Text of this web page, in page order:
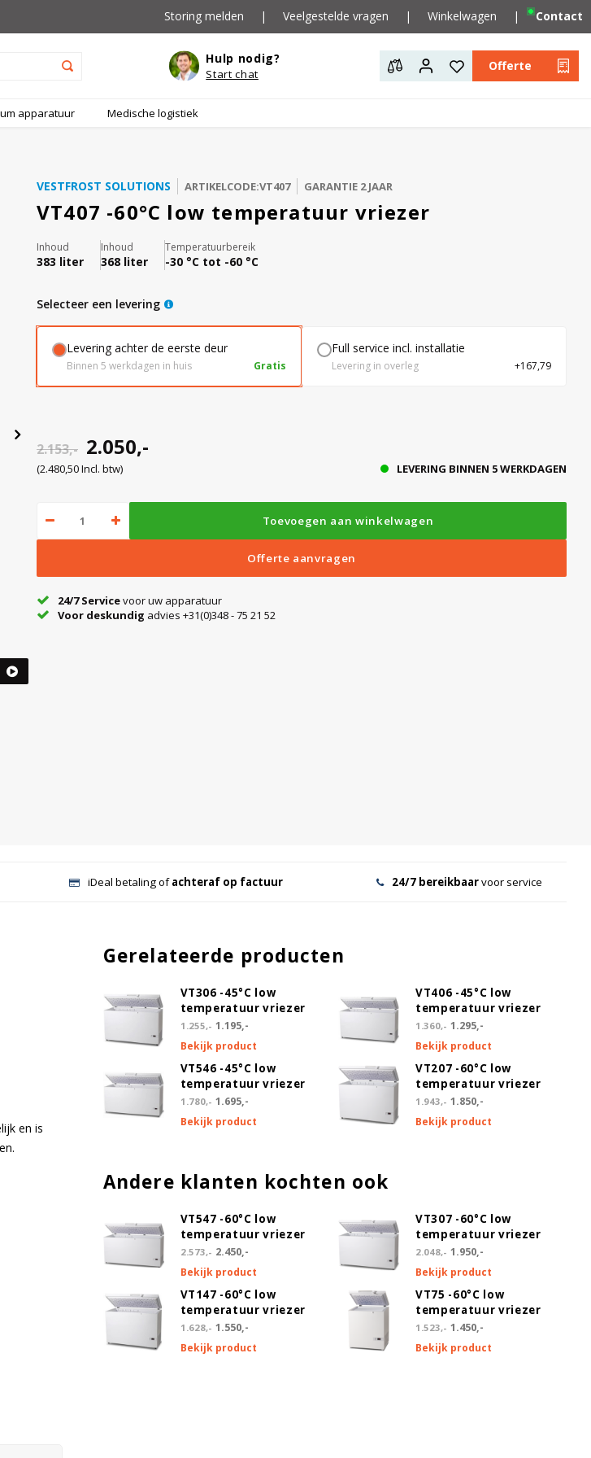
Storing melden | Veelgestelde vragen | Winkelwagen | Contact
Hulp nodig?
Start chat
Offerte
apparatuur Medische logistiek
VESTFROST SOLUTIONS ARTIKELCODE:VT407 GARANTIE 2 JAAR
VT407 -60°C low temperatuur vriezer
Inhoud
383 liter
Inhoud
368 liter
Temperatuurbereik
-30 °C tot -60 °C
Selecteer een levering
Levering achter de eerste deur
Binnen 5 werkdagen in huis Gratis
Full service incl. installatie
Levering in overleg +167,79
2.153,- 2.050,-
(2.480,50 Incl. btw) LEVERING BINNEN 5 WERKDAGEN
Toevoegen aan winkelwagen
Offerte aanvragen
24/7 Servicevoor uw apparatuur
Voor deskundig advies +31(0)348 - 75 21 52
iDeal betaling ofachteraf op factuur 24/7 bereikbaarvoor service
en is
Gerelateerde producten
VT306 -45°C low
temperatuur vriezer
1.255,- 1.195,-
Bekijk product
VT406 -45°C low
temperatuur vriezer
1.360,- 1.295,-
Bekijk product
VT546 -45°C low
temperatuur vriezer
1.780,- 1.695,-
Bekijk product
VT207 -60°C low
temperatuur vriezer
1.943,- 1.850,-
Bekijk product
Andere klanten kochten ook
VT547 -60°C low
temperatuur vriezer
2.573,- 2.450,-
Bekijk product
VT307 -60°C low
temperatuur vriezer
2.048,- 1.950,-
Bekijk product
VT147 -60°C low
temperatuur vriezer
1.628,- 1.550,-
Bekijk product
VT75 -60°C low
temperatuur vriezer
1.523,- 1.450,-
Bekijk product